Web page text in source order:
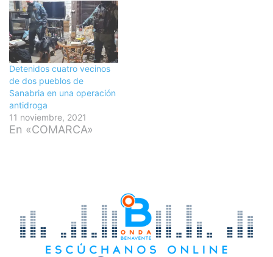
Detenidos cuatro vecinos
de dos pueblos de
Sanabria en una operación
antidroga
11 noviembre, 2021
En «COMARCA»